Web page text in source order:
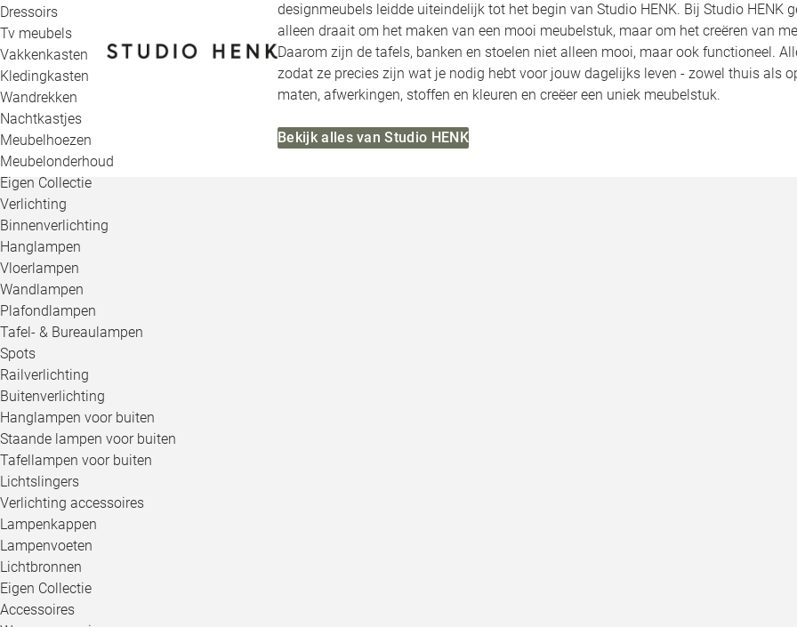
Dressoirs
Tv meubels
Vakkenkasten
Kledingkasten
Wandrekken
Nachtkastjes
Meubelhoezen
Meubelonderhoud
Eigen Collectie
Verlichting
Binnenverlichting
Hanglampen
Vloerlampen
Wandlampen
Plafondlampen
Tafel- & Bureaulampen
Spots
Railverlichting
Buitenverlichting
Hanglampen voor buiten
Staande lampen voor buiten
Tafellampen voor buiten
Lichtslingers
Verlichting accessoires
Lampenkappen
Lampenvoeten
Lichtbronnen
Eigen Collectie
Accessoires
designmeubels leidde uiteindelijk tot het begin van Studio HENK. Bij Studio HENK
alleen draait om het maken van een mooi meubelstuk, maar om het creëren van
Daarom zijn de tafels, banken en stoelen niet alleen mooi, maar ook functioneel.
zodat ze precies zijn wat je nodig hebt voor jouw dagelijks leven - zowel thuis als
maten, afwerkingen, stoffen en kleuren en creëer een uniek meubelstuk.
Bekijk alles van Studio HENK